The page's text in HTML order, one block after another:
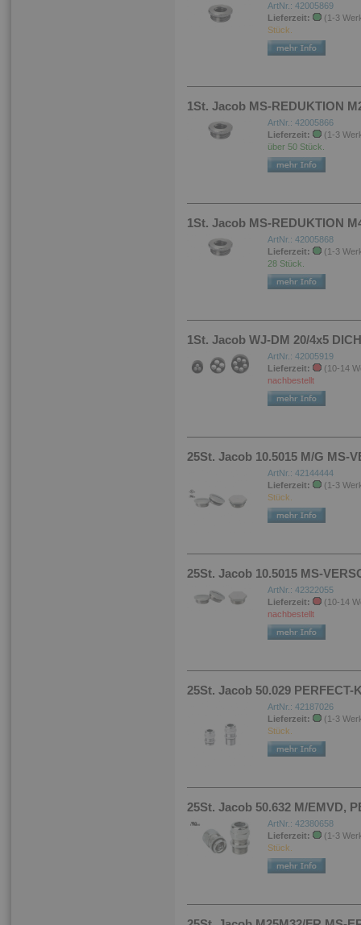
ArtNr.: 42005869
Lieferzeit:
(1-3
Stück.
1St. Jacob MS-REDUKTION
ArtNr.: 42005866
Lieferzeit:
(1-3
über 50 Stück.
1St. Jacob MS-REDUKTION
ArtNr.: 42005868
Lieferzeit:
(1-3
28 Stück.
1St. Jacob WJ-DM 20/4x5
ArtNr.: 42005919
Lieferzeit:
(10-14
nachbestellt
25St. Jacob 10.5015 M/G MS-
ArtNr.: 42144444
Lieferzeit:
(1-3
Stück.
25St. Jacob 10.5015 MS-
ArtNr.: 42322055
Lieferzeit:
(10-14
nachbestellt
25St. Jacob 50.029 PERFECT-
ArtNr.: 42187026
Lieferzeit:
(1-3
Stück.
25St. Jacob 50.632 M/EMVD,
ArtNr.: 42380658
Lieferzeit:
(1-3
Stück.